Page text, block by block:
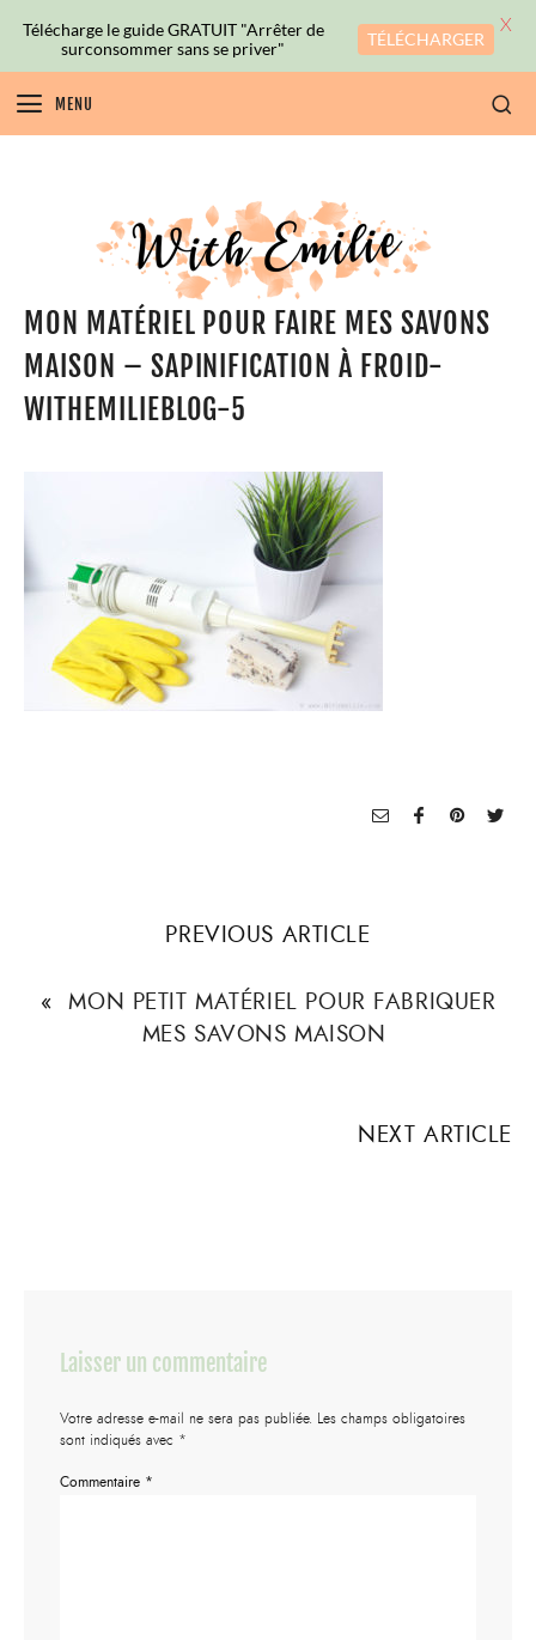
MENU
MON MATÉRIEL POUR FAIRE MES SAVONS
MAISON – SAPINIFICATION À FROID-
WITHEMILIEBLOG-5
PREVIOUS ARTICLE
« MON PETIT MATÉRIEL POUR FABRIQUER
MES SAVONS MAISON
NEXT ARTICLE
Laisser un commentaire
Votre adresse e-mail ne sera pas publiée. Les champs obligatoires
sont indiqués avec *
Commentaire *
Télécharge le guide GRATUIT "Arrêter de
surconsommer sans se priver"
TÉLÉCHARGER
X